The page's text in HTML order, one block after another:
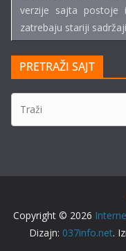
verzije sajta postoje
zatrebaju stariji
PRETRAŽI SAJT
Copyright © 2026
Dizajn: 037info.net.